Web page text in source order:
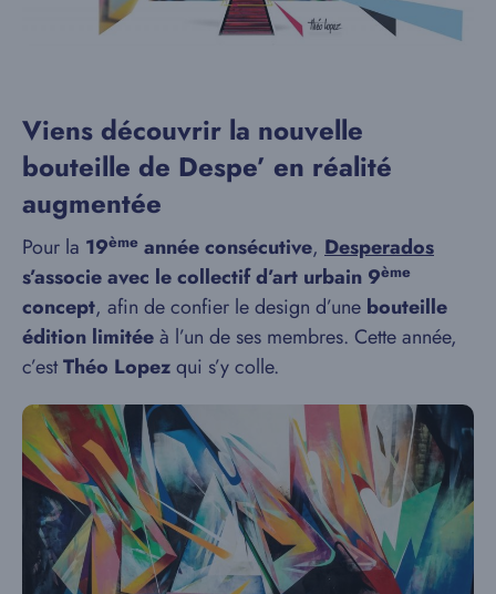
Viens découvrir la nouvelle
bouteille de Despe’ en réalité
augmentée
Pour la 19ème année consécutive, Desperados
s’associe avec le collectif d’art urbain 9ème
concept, afin de confier le design d’une bouteille
édition limitéeà l’un de ses membres. Cette année,
c’estThéo Lopezqui s’y colle.